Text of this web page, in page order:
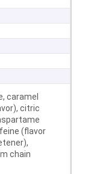
caramel
citric
(flavor
chain